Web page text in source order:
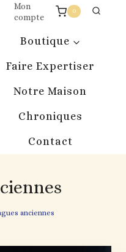
Mon
compte
0
Boutique
Faire Expertiser
Notre Maison
Chroniques
Contact
anciennes